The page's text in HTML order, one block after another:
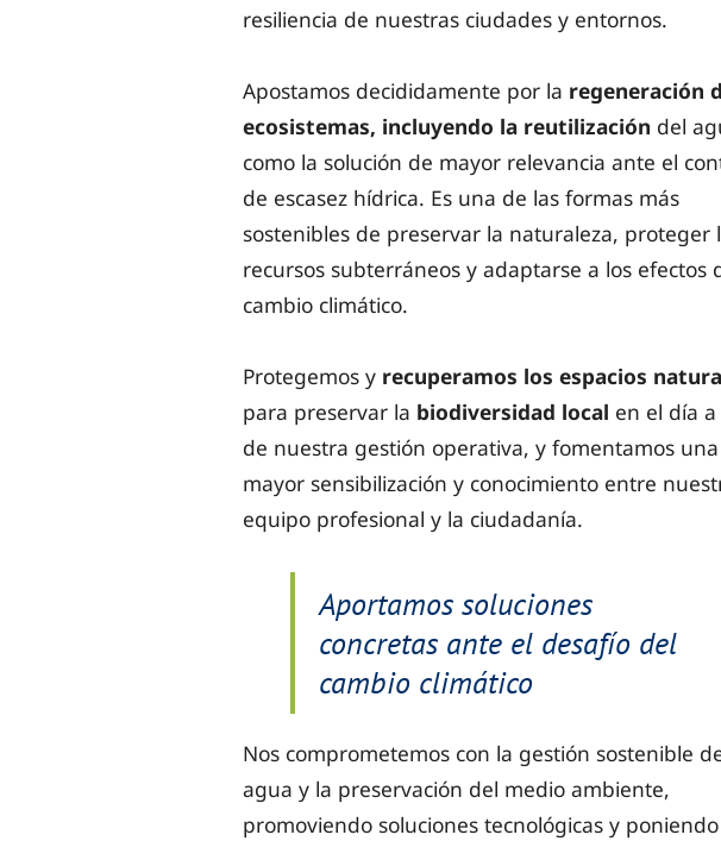
resiliencia de nuestras ciudades y entornos.
Apostamos decididamente por la regeneración
ecosistemas, incluyendo la reutilización del
como la solución de mayor relevancia ante el
de escasez hídrica. Es una de las formas más
sostenibles de preservar la naturaleza, proteger
recursos subterráneos y adaptarse a los efectos
cambio climático.
Protegemos y recuperamos los espacios
para preservar la biodiversidad local en el día
de nuestra gestión operativa, y fomentamos una
mayor sensibilización y conocimiento entre
equipo profesional y la ciudadanía.
Aportamos soluciones
concretas ante el desafío del
cambio climático
Nos comprometemos con la gestión sostenible
agua y la preservación del medio ambiente,
promoviendo soluciones tecnológicas y